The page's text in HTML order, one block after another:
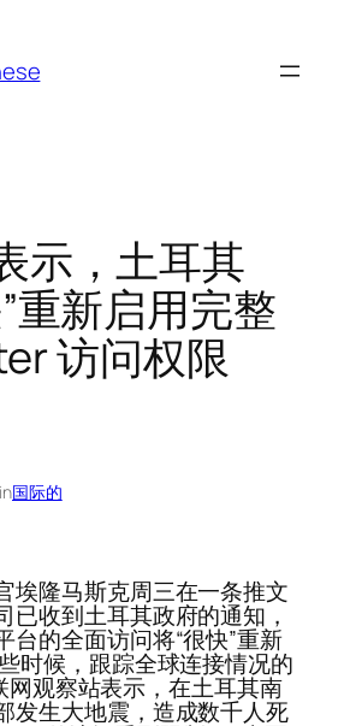
示，土耳其
重新启用完整
访问权限
in国际的
埃隆马斯克周三在一条推文
已收到土耳其政府的通知，
台的全面访问将“很快”重新
时候，跟踪全球连接情况的
网观察站表示，在土耳其南
发生大地震，造成数千人死